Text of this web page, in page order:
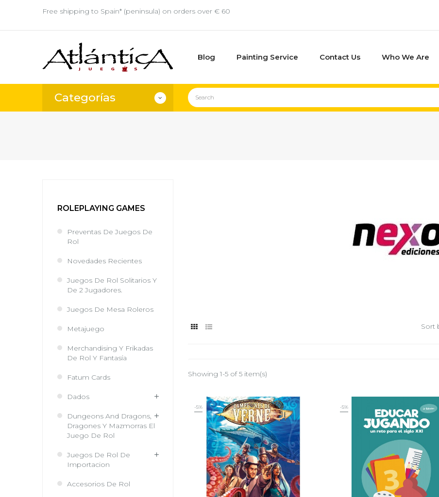
Free shipping to Spain* (peninsula) on orders over € 60
Blog Painting Service Contact Us Who We Are
Categorías
ROLEPLAYING GAMES
Preventas De Juegos De
Rol
Novedades Recientes
Juegos De Rol Solitarios Y
De 2 Jugadores.
Juegos De Mesa Roleros
Metajuego
Merchandising Y Frikadas
De Rol Y Fantasía
Fatum Cards
Dados
Dungeons And Dragons,
Dragones Y Mazmorras El
Juego De Rol
Juegos De Rol De
Importacion
Accesorios De Rol
Sort
Showing 1-5 of 5 item(s)
-5% -5%